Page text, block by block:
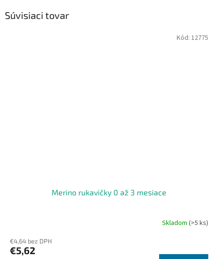
Súvisiaci tovar
Merino rukavičky 0 až 3 mesiace
Skladom (>5 ks)
€4,64 bez DPH
€5,62
Kód: 12775